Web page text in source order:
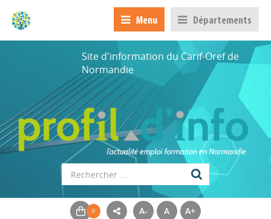
Menu Départements
Site d'information du Carif-Oref de
Normandie
A- A A+